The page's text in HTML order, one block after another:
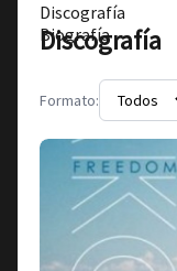
Discografía
Biografía
Discografía
Formato: